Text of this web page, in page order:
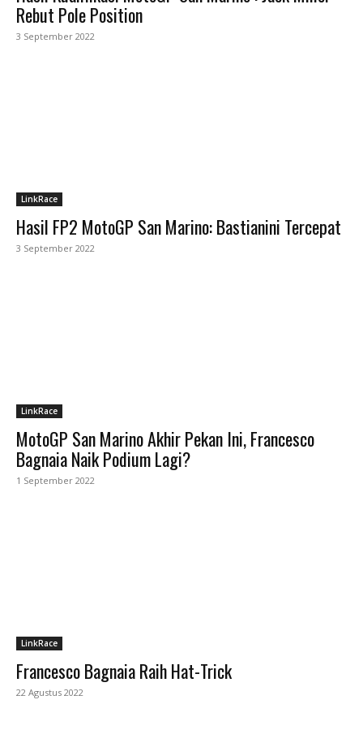
Rebut Pole Position
3 September 2022
LinkRace
Hasil FP2 MotoGP San Marino: Bastianini Tercepat
3 September 2022
LinkRace
MotoGP San Marino Akhir Pekan Ini, Francesco
Bagnaia Naik Podium Lagi?
1 September 2022
LinkRace
Francesco Bagnaia Raih Hat-Trick
22 Agustus 2022